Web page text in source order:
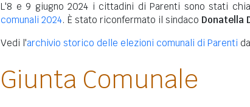
L'8 e 9 giugno 2024 i cittadini di Parenti sono stati
comunali 2024. È stato riconfermato il sindaco Donatella
Vedi l'archivio storico delle elezioni comunali di Parenti
Giunta Comunale